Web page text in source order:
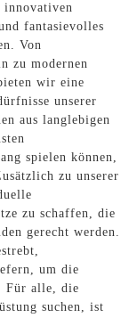
innovativen
fantasievolles
Von
zu modernen
wir eine
unserer
aus langlebigen
spielen können,
zu unserer
zu schaffen, die
gerecht werden.
um die
Für alle, die
suchen, ist